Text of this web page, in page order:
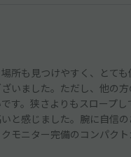
所も見つけやすく、とても
いました。ただし、他の
す。狭さよりもスロープし
と感じました。腕に自信
モニター完備のコンパク